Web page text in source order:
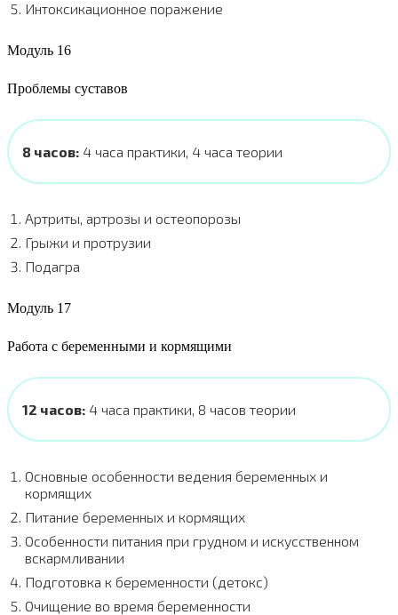
Интоксикационное поражение
Модуль 16
Проблемы суставов
8 часов: 4 часа практики, 4 часа теории
Артриты, артрозы и остеопорозы
Грыжи и протрузии
Подагра
Модуль 17
Работа с беременными и кормящими
12 часов: 4 часа практики, 8 часов теории
Основные особенности ведения беременных и
кормящих
Питание беременных и кормящих
Особенности питания при грудном и искусственном
вскармливании
Подготовка к беременности (детокс)
Очищение во время беременности